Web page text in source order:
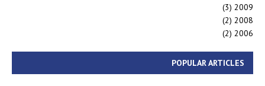
2009
(3)
2008
(2)
2006
(2)
POPULAR ARTICLES